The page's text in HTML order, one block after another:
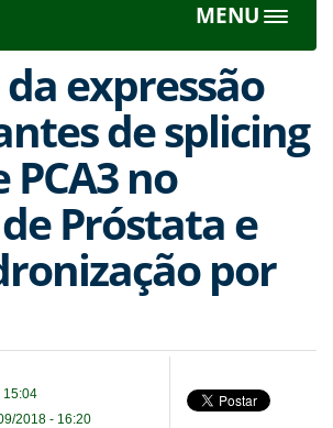
MENU
Toggle
expressão
de splicing
PCA3 no
Próstata e
por
15:04
2018 - 16:20